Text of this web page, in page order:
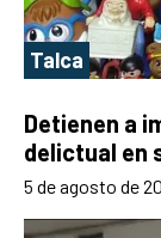
Talca
Detienen a
delictual en
5 de agosto de